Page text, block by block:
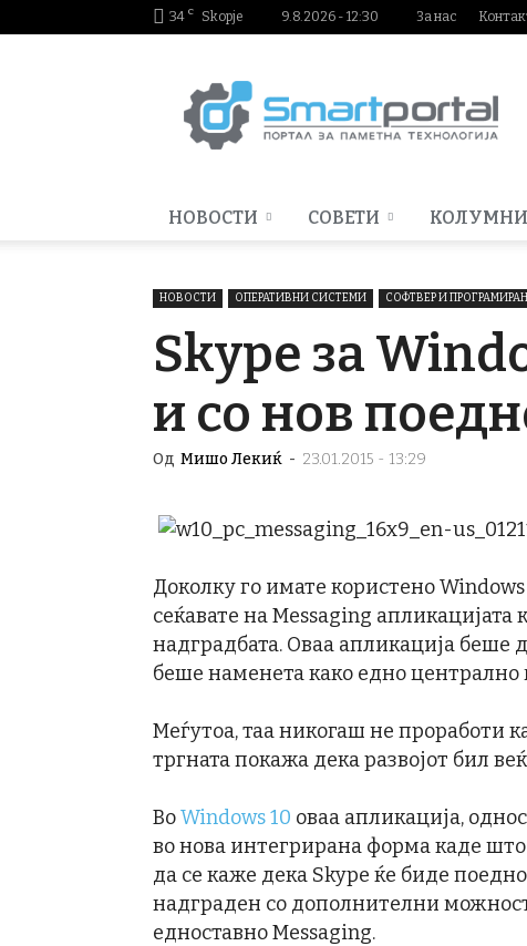
34 C Skopje 9.8.2026 - 12:30 За нас
НОВОСТИ СОВЕТИ КОЛУМНИ
НОВОСТИ ОПЕРАТИВНИ СИСТЕМИ СОФТВЕР И
Skype за
и со нов
Од Мишо Лекиќ - 23.01.2015 - 13:29
Доколку го имате користено
сеќавате на Messaging апликацијата
надградбата. Оваа апликација беше
беше наменета како едно централно
Меѓутоа, таа никогаш не проработи
тргната покажа дека развојот бил
ВоWindows 10 оваа апликација,
во нова интегрирана форма каде
да се каже дека Skype ќе биде
надграден со дополнителни
едноставно Messaging.